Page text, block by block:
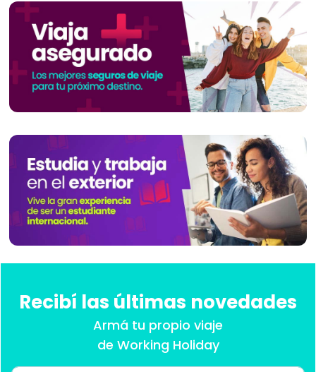
Recibí las últimas novedades
Armá tu propio viaje
de Working Holiday